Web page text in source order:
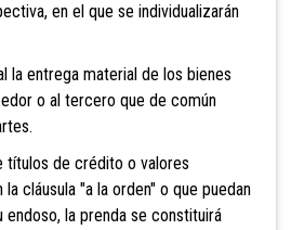
en el que se individualizarán
la entrega material de los bienes
o al tercero que de común
de crédito o valores
cláusula "a la orden" o que puedan
la prenda se constituirá